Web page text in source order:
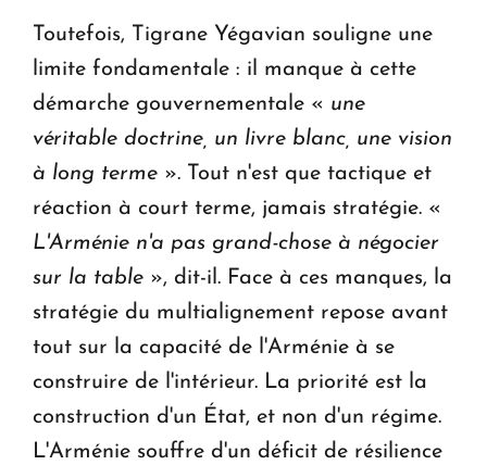
Toutefois, Tigrane Yégavian souligne une
limite fondamentale : il manque à cette
démarche gouvernementale « une
véritable doctrine, un livre blanc, une vision
à long terme ». Tout n'est que tactique et
réaction à court terme, jamais stratégie. «
L'Arménie n'a pas grand-chose à négocier
sur la table », dit-il. Face à ces manques, la
stratégie du multialignement repose avant
tout sur la capacité de l'Arménie à se
construire de l'intérieur. La priorité est la
construction d'un État, et non d'un régime.
L'Arménie souffre d'un déficit de résilience